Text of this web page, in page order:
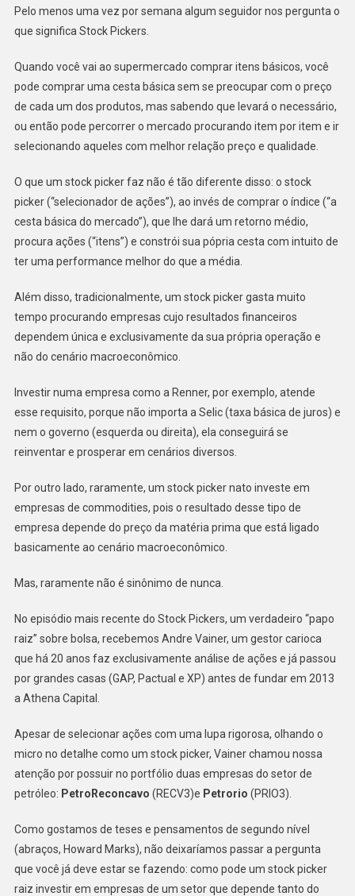
Pickers
Commodities?
Pelo menos uma vez por semana algum seguidor nos pergunta o
que significa Stock Pickers.
Quando você vai ao supermercado comprar itens básicos, você
pode comprar uma cesta básica sem se preocupar com o preço
de cada um dos produtos, mas sabendo que levará o necessário,
ou então pode percorrer o mercado procurando item por item e ir
selecionando aqueles com melhor relação preço e qualidade.
O que um stock picker faz não é tão diferente disso: o stock
picker (“selecionador de ações”), ao invés de comprar o índice (“a
cesta básica do mercado”), que lhe dará um retorno médio,
procura ações (“itens”) e constrói sua pópria cesta com intuito de
ter uma performance melhor do que a média.
Além disso, tradicionalmente, um stock picker gasta muito
tempo procurando empresas cujo resultados financeiros
dependem única e exclusivamente da sua própria operação e
não do cenário macroeconômico.
Investir numa empresa como a Renner, por exemplo, atende
esse requisito, porque não importa a Selic (taxa básica de juros) e
nem o governo (esquerda ou direita), ela conseguirá se
reinventar e prosperar em cenários diversos.
Por outro lado, raramente, um stock picker nato investe em
empresas de commodities, pois o resultado desse tipo de
empresa depende do preço da matéria prima que está ligado
basicamente ao cenário macroeconômico.
Mas, raramente não é sinônimo de nunca.
No episódio mais recente do Stock Pickers, um verdadeiro “papo
raiz” sobre bolsa, recebemos Andre Vainer, um gestor carioca
que há 20 anos faz exclusivamente análise de ações e já passou
por grandes casas (GAP, Pactual e XP) antes de fundar em 2013
a Athena Capital.
Apesar de selecionar ações com uma lupa rigorosa, olhando o
micro no detalhe como um stock picker, Vainer chamou nossa
atenção por possuir no portfólio duas empresas do setor de
petróleo: PetroReconcavo (RECV3)e Petrorio (PRIO3).
Como gostamos de teses e pensamentos de segundo nível
(abraços, Howard Marks), não deixaríamos passar a pergunta
que você já deve estar se fazendo: como pode um stock picker
raiz investir em empresas de um setor que depende tanto do